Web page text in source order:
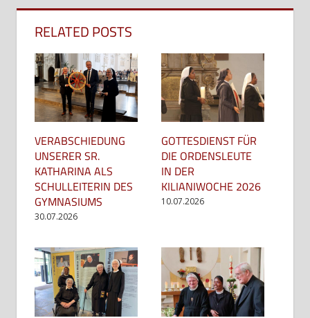
RELATED POSTS
VERABSCHIEDUNG
UNSERER SR.
KATHARINA ALS
SCHULLEITERIN DES
GYMNASIUMS
30.07.2026
GOTTESDIENST FÜR
DIE ORDENSLEUTE
IN DER
KILIANIWOCHE 2026
10.07.2026